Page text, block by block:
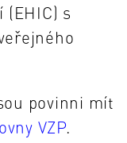
s
povinni mít
VZP.